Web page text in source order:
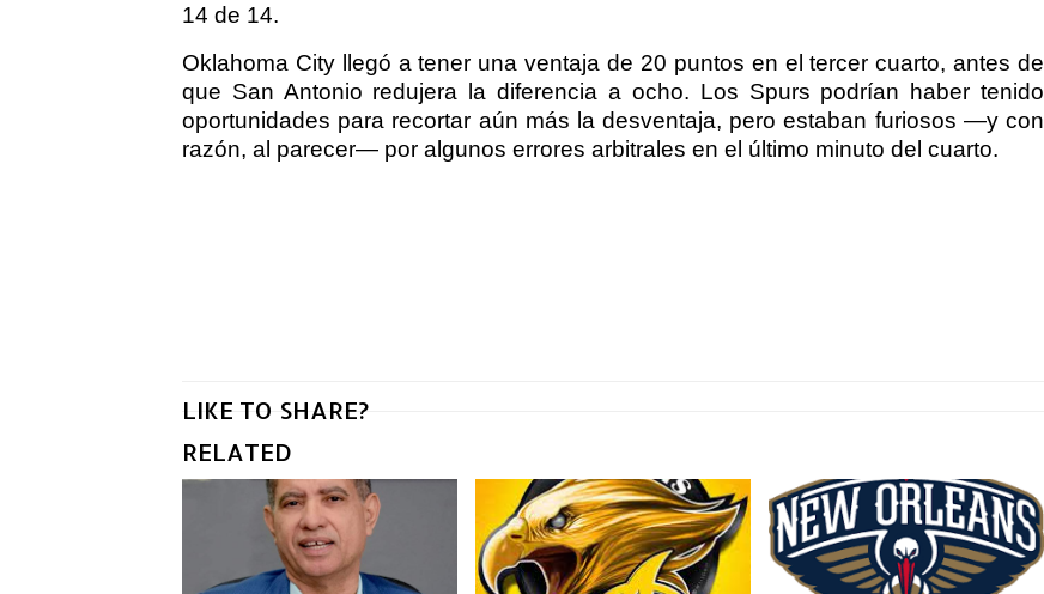
14 de 14.
Oklahoma City llegó a tener una ventaja de 20 puntos en el tercer cuarto, antes de
que San Antonio redujera la diferencia a ocho. Los Spurs podrían haber tenido
oportunidades para recortar aún más la desventaja, pero estaban furiosos —y con
razón, al parecer— por algunos errores arbitrales en el último minuto del cuarto.
LIKE TO SHARE?
RELATED